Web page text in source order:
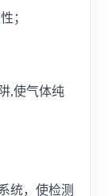
定性；
,使气体纯
统，使检测